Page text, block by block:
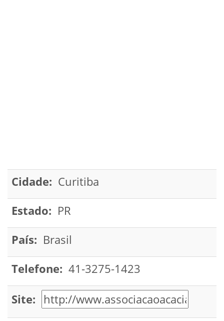
Cidade: Curitiba
Estado: PR
País: Brasil
Telefone: 41-3275-1423
Site: